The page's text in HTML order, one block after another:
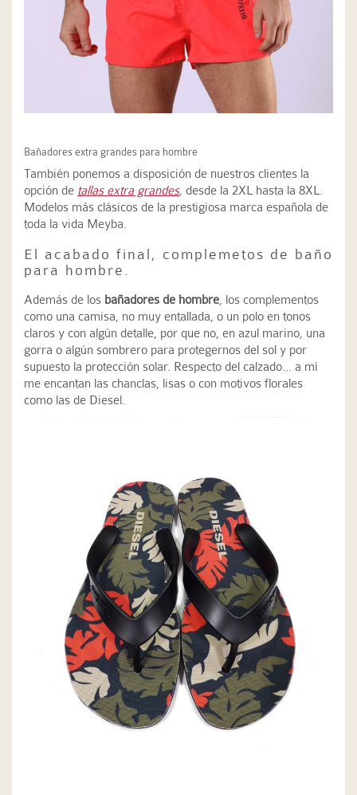
Bañadores extra grandes para hombre
También ponemos a disposición de nuestros clientes la
opción de tallas extra grandes, desde la 2XL hasta la 8XL.
Modelos más clásicos de la prestigiosa marca española de
toda la vida Meyba.
El acabado final, complemetos de baño
para hombre.
Además de los bañadores de hombre, los complementos
como una camisa, no muy entallada, o un polo en tonos
claros y con algún detalle, por que no, en azul marino, una
gorra o algún sombrero para protegernos del sol y por
supuesto la protección solar. Respecto del calzado… a mí
me encantan las chanclas, lisas o con motivos florales
como las de Diesel.